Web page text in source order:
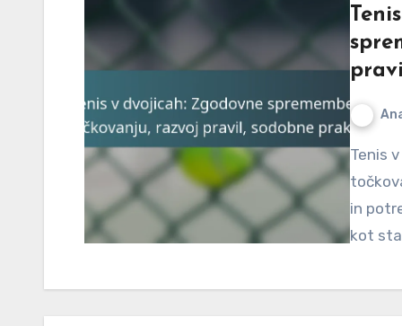
Tenis v dvojicah je doživel izjemno evolucijo v svojem
in
kot